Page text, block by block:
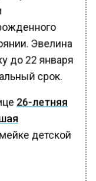
Эвелина
до 22 января
срок.
26-летняя
детской